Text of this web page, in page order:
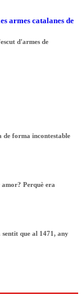
armes catalanes de
d'armes de
de forma incontestable
Perquè era
que al 1471, any